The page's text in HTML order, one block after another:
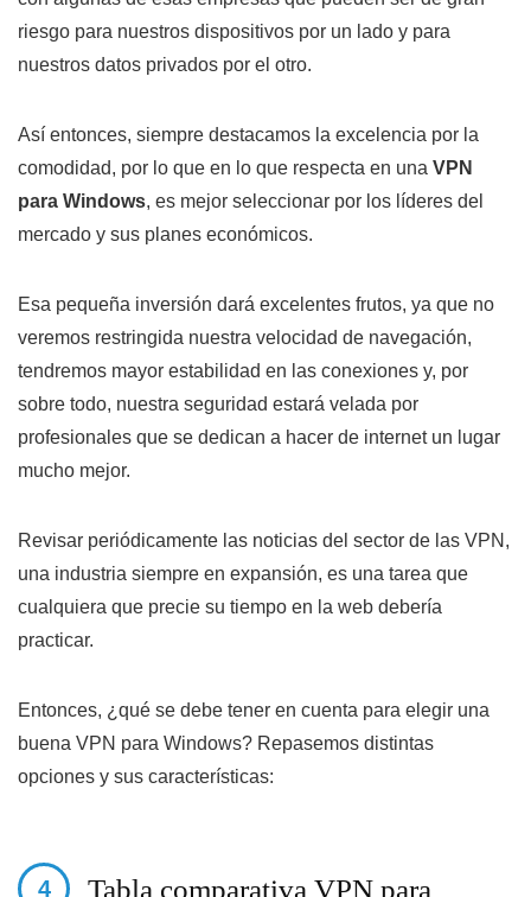
riesgo para nuestros dispositivos por un lado y para
nuestros datos privados por el otro.
Así entonces, siempre destacamos la excelencia por la
comodidad, por lo que en lo que respecta en una VPN
para Windows, es mejor seleccionar por los líderes del
mercado y sus planes económicos.
Esa pequeña inversión dará excelentes frutos, ya que no
veremos restringida nuestra velocidad de navegación,
tendremos mayor estabilidad en las conexiones y, por
sobre todo, nuestra seguridad estará velada por
profesionales que se dedican a hacer de internet un lugar
mucho mejor.
Revisar periódicamente las noticias del sector de las VPN,
una industria siempre en expansión, es una tarea que
cualquiera que precie su tiempo en la web debería
practicar.
Entonces, ¿qué se debe tener en cuenta para elegir una
buena VPN para Windows? Repasemos distintas
opciones y sus características:
Tabla comparativa VPN para